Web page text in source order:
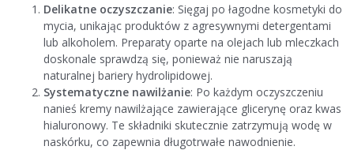
Delikatne oczyszczanie: Sięgaj po łagodne kosmetyki do
mycia, unikając produktów z agresywnymi detergentami
lub alkoholem. Preparaty oparte na olejach lub mleczkach
doskonale sprawdzą się, ponieważ nie naruszają
naturalnej bariery hydrolipidowej.
Systematyczne nawilżanie: Po każdym oczyszczeniu
nanieś kremy nawilżające zawierające glicerynę oraz kwas
hialuronowy. Te składniki skutecznie zatrzymują wodę w
naskórku, co zapewnia długotrwałe nawodnienie.